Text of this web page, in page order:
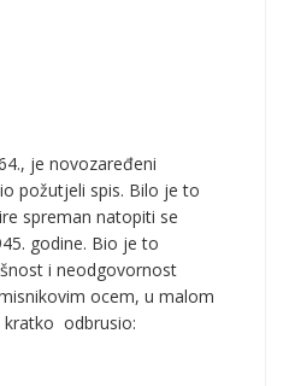
je novozaređeni
požutjeli spis. Bilo je to
spreman natopiti se
godine. Bio je to
i neodgovornost
ocem, u malom
kratko odbrusio: